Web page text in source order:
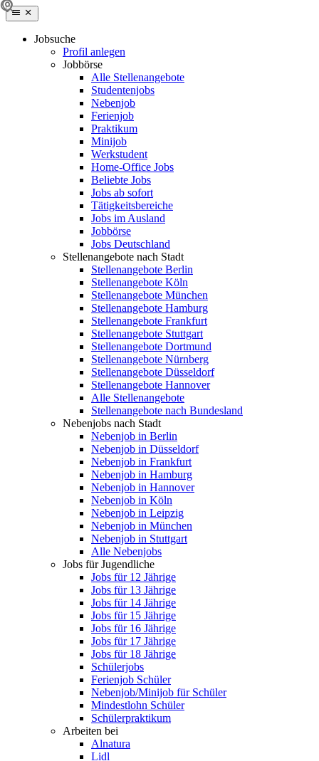
Jobsuche
Profil anlegen
Jobbörse
Alle Stellenangebote
Studentenjobs
Nebenjob
Ferienjob
Praktikum
Minijob
Werkstudent
Home-Office Jobs
Beliebte Jobs
Jobs ab sofort
Tätigkeitsbereiche
Jobs im Ausland
Jobbörse
Jobs Deutschland
Stellenangebote nach Stadt
Stellenangebote Berlin
Stellenangebote Köln
Stellenangebote München
Stellenangebote Hamburg
Stellenangebote Frankfurt
Stellenangebote Stuttgart
Stellenangebote Dortmund
Stellenangebote Nürnberg
Stellenangebote Düsseldorf
Stellenangebote Hannover
Alle Stellenangebote
Stellenangebote nach Bundesland
Nebenjobs nach Stadt
Nebenjob in Berlin
Nebenjob in Düsseldorf
Nebenjob in Frankfurt
Nebenjob in Hamburg
Nebenjob in Hannover
Nebenjob in Köln
Nebenjob in Leipzig
Nebenjob in München
Nebenjob in Stuttgart
Alle Nebenjobs
Jobs für Jugendliche
Jobs für 12 Jährige
Jobs für 13 Jährige
Jobs für 14 Jährige
Jobs für 15 Jährige
Jobs für 16 Jährige
Jobs für 17 Jährige
Jobs für 18 Jährige
Schülerjobs
Ferienjob Schüler
Nebenjob/Minijob für Schüler
Mindestlohn Schüler
Schülerpraktikum
Arbeiten bei
Alnatura
Lidl